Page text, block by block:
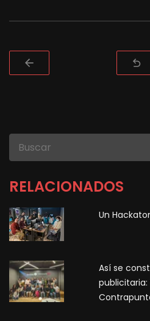
RELACIONADOS
Un
Así se
publicitaria: